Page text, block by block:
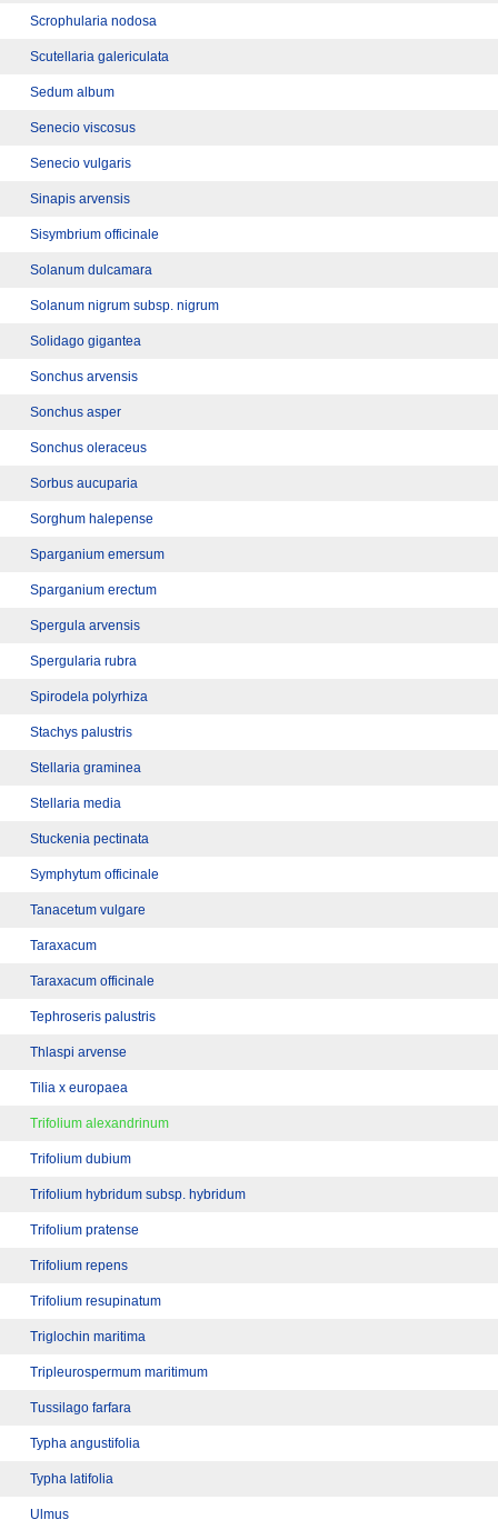
Scrophularia nodosa
Scutellaria galericulata
Sedum album
Senecio viscosus
Senecio vulgaris
Sinapis arvensis
Sisymbrium officinale
Solanum dulcamara
Solanum nigrum subsp. nigrum
Solidago gigantea
Sonchus arvensis
Sonchus asper
Sonchus oleraceus
Sorbus aucuparia
Sorghum halepense
Sparganium emersum
Sparganium erectum
Spergula arvensis
Spergularia rubra
Spirodela polyrhiza
Stachys palustris
Stellaria graminea
Stellaria media
Stuckenia pectinata
Symphytum officinale
Tanacetum vulgare
Taraxacum
Taraxacum officinale
Tephroseris palustris
Thlaspi arvense
Tilia x europaea
Trifolium alexandrinum
Trifolium dubium
Trifolium hybridum subsp. hybridum
Trifolium pratense
Trifolium repens
Trifolium resupinatum
Triglochin maritima
Tripleurospermum maritimum
Tussilago farfara
Typha angustifolia
Typha latifolia
Ulmus